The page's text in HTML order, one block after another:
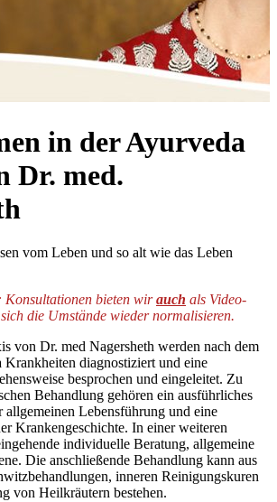
in der Ayurveda
Dr. med.
vom Leben und so alt wie das Leben
bieten wirauch als Video-
die Umstände wieder normalisieren.
von Dr. med Nagersheth werden nach dem
Krankheiten diagnostiziert und eine
besprochen und eingeleitet. Zu
Behandlung gehören ein ausführliches
allgemeinen Lebensführung und eine
Krankengeschichte. In einer weiteren
individuelle Beratung, allgemeine
Die anschließende Behandlung kann aus
inneren Reinigungskuren
von Heilkräutern bestehen.